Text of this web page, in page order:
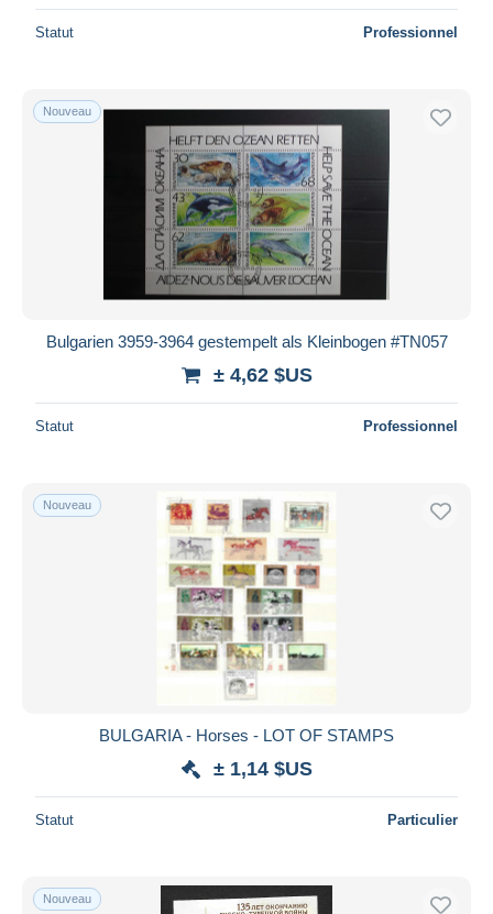
Statut Professionnel
Nouveau
Bulgarien 3959-3964 gestempelt als Kleinbogen #TN057
± 4,62 $US
Statut Professionnel
Nouveau
BULGARIA - Horses - LOT OF STAMPS
± 1,14 $US
Statut Particulier
Nouveau